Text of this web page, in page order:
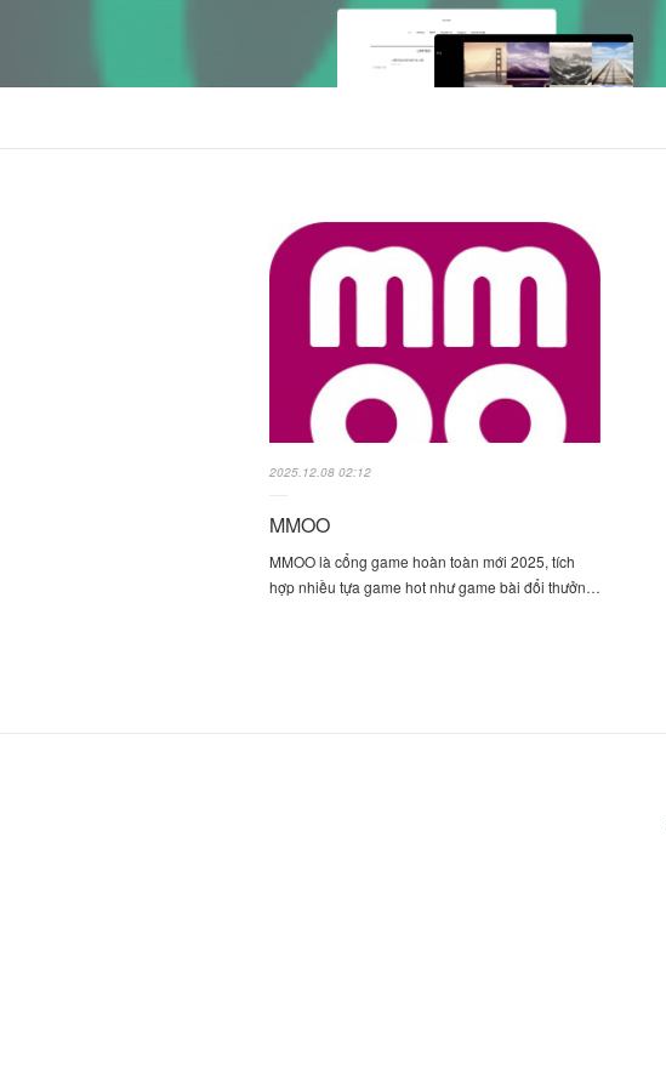
2025.12.08 02:12
MMOO
MMOO là cổng game hoàn toàn mới 2025, tích
hợp nhiều tựa game hot như game bài đổi thưởn…